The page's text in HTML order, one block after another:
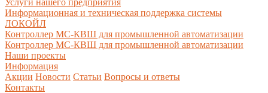
Информационная и техническая поддержка системы
ЛОКОЙЛ
Контроллер МС-КВШ для промышленной автоматизации
Контроллер МС-КВШ для промышленной автоматизации
Наши проекты
Информация
Акции Новости Статьи Вопросы и ответы
Контакты